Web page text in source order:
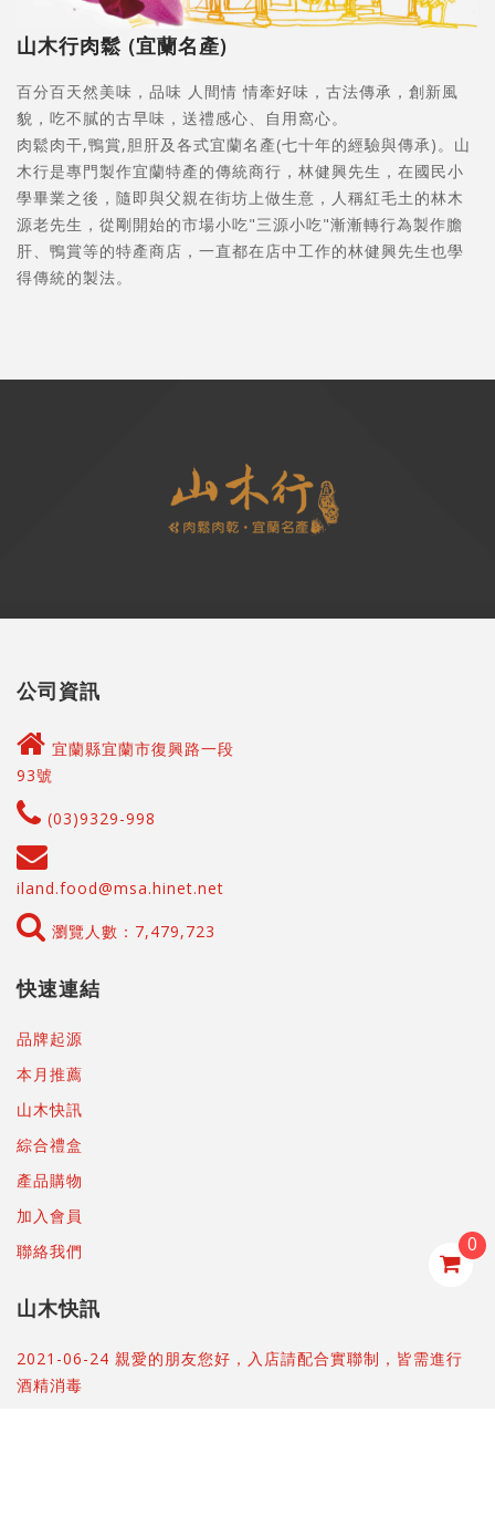
山木行肉鬆 (宜蘭名產)
百分百天然美味，品味 人間情 情牽好味，古法傳承，創新風
貌，吃不膩的古早味，送禮感心、自用窩心。
肉鬆肉干,鴨賞,胆肝及各式宜蘭名產(七十年的經驗與傳承)。山
木行是專門製作宜蘭特產的傳統商行，林健興先生，在國民小
學畢業之後，隨即與父親在街坊上做生意，人稱紅毛土的林木
源老先生，從剛開始的市場小吃"三源小吃"漸漸轉行為製作膽
肝、鴨賞等的特產商店，一直都在店中工作的林健興先生也學
得傳統的製法。
0
公司資訊
宜蘭縣宜蘭市復興路一段
93號
(03)9329-998
iland.food@msa.hinet.net
瀏覽人數：7,479,723
快速連結
品牌起源
本月推薦
山木快訊
綜合禮盒
產品購物
加入會員
聯絡我們
山木快訊
2021-06-24 親愛的朋友您好，入店請配合實聯制，皆需進行
酒精消毒